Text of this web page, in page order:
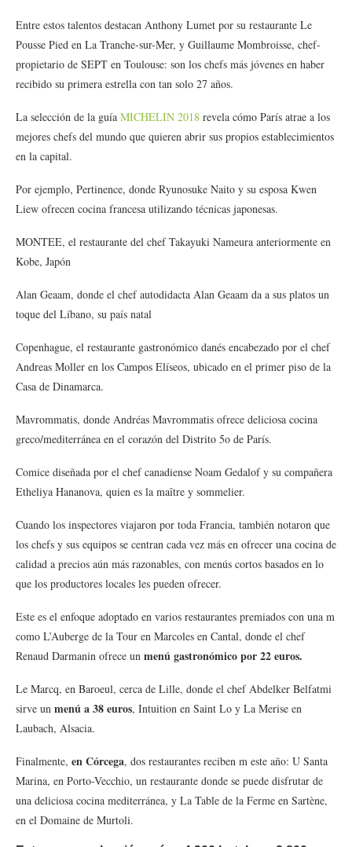
Entre estos talentos destacan Anthony Lumet por su restaurante Le
Pousse Pied en La Tranche-sur-Mer, y Guillaume Mombroisse, chef-
propietario de SEPT en Toulouse: son los chefs más jóvenes en haber
recibido su primera estrella con tan solo 27 años.
La selección de la guía MICHELIN 2018 revela cómo París atrae a los
mejores chefs del mundo que quieren abrir sus propios establecimientos
en la capital.
Por ejemplo, Pertinence, donde Ryunosuke Naito y su esposa Kwen
Liew ofrecen cocina francesa utilizando técnicas japonesas.
MONTEE, el restaurante del chef Takayuki Nameura anteriormente en
Kobe, Japón
Alan Geaam, donde el chef autodidacta Alan Geaam da a sus platos un
toque del Líbano, su país natal
Copenhague, el restaurante gastronómico danés encabezado por el chef
Andreas Moller en los Campos Elíseos, ubicado en el primer piso de la
Casa de Dinamarca.
Mavrommatis, donde Andréas Mavrommatis ofrece deliciosa cocina
greco/mediterránea en el corazón del Distrito 5o de París.
Comice diseñada por el chef canadiense Noam Gedalof y su compañera
Etheliya Hananova, quien es la maître y sommelier.
Cuando los inspectores viajaron por toda Francia, también notaron que
los chefs y sus equipos se centran cada vez más en ofrecer una cocina de
calidad a precios aún más razonables, con menús cortos basados en lo
que los productores locales les pueden ofrecer.
Este es el enfoque adoptado en varios restaurantes premiados con una m
como L’Auberge de la Tour en Marcoles en Cantal, donde el chef
Renaud Darmanin ofrece un menú gastronómico por 22 euros.
Le Marcq, en Baroeul, cerca de Lille, donde el chef Abdelker Belfatmi
sirve un menú a 38 euros, Intuition en Saint Lo y La Merise en
Laubach, Alsacia.
Finalmente, en Córcega, dos restaurantes reciben m este año: U Santa
Marina, en Porto-Vecchio, un restaurante donde se puede disfrutar de
una deliciosa cocina mediterránea, y La Table de la Ferme en Sartène,
en el Domaine de Murtoli.